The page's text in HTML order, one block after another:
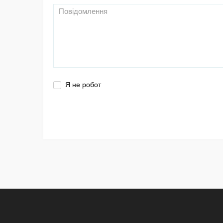
Я не робот